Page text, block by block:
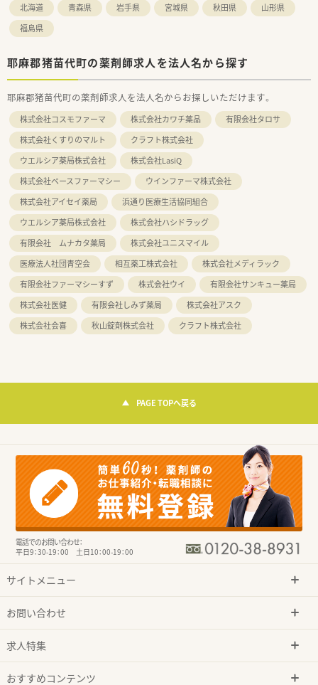
北海道 青森県 岩手県 宮城県 秋田県
山形県
福島県
耶麻郡猪苗代町の薬剤師求人を法人名から探す
耶麻郡猪苗代町の薬剤師求人を法人名からお探しいただけます。
株式会社コスモファーマ 株式会社カワチ薬品
有限会社タロサ
株式会社くすりのマルト
クラフト株式会社
ウエルシア薬局株式会社
株式会社LasiQ
株式会社ベースファーマシー
ウインファーマ株式会社
株式会社アイセイ薬局
浜通り医療生活協同組合
ウエルシア薬局株式会社
株式会社ハシドラッグ
有限会社 ムナカタ薬局
株式会社ユニスマイル
医療法人社団青空会
相互薬工株式会社
株式会社メディラック
有限会社ファーマシーすず
株式会社ウイ
有限会社サンキュー薬局
株式会社医健
有限会社しみず薬局
株式会社アスク
株式会社会喜
秋山錠剤株式会社 クラフト株式会社
PAGE TOPへ戻る
電話でのお問い合わせ：
平日9：30-19：00 土日10：00-19：00
サイトメニュー
お問い合わせ
求人特集
おすすめコンテンツ